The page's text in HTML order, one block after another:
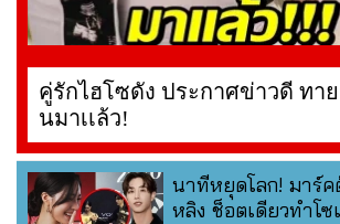
คู่รักไฮโซดัง ประกาศข่าวดี ทา
นมาเเล้ว!
นาทีหยุดโลก! มาร์
หลิง ช็อตเดียวทำโซ